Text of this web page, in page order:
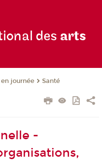
des arts
journée Santé
-